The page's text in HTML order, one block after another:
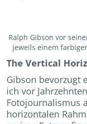
Ralph Gibson vor
jeweils einem
The Vertical
Gibson bevorzugt
ich vor
Fotojournalismus
horizontalen